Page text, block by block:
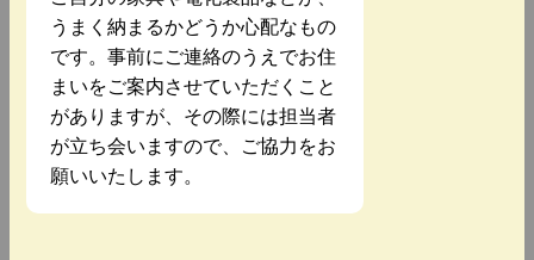
うまく納まるかどうか心配なもの
です。事前にご連絡のうえでお住
まいをご案内させていただくこと
がありますが、その際には担当者
が立ち会いますので、ご協力をお
願いいたします。